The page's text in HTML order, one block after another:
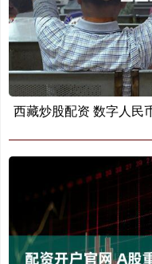
西藏炒股配资 数字人民